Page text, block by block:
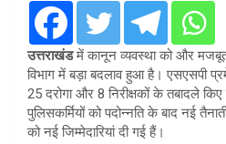
उत्तराखंडमें कानून व्यवस्था को और मजबूत
विभाग में बड़ा बदलाव हुआ है। एसएसपी
25 दरोगा और 8 निरीक्षकों के तबादले
पुलिसकर्मियों को पदोन्नति के बाद नई
को नई जिम्मेदारियां दी गई हैं।